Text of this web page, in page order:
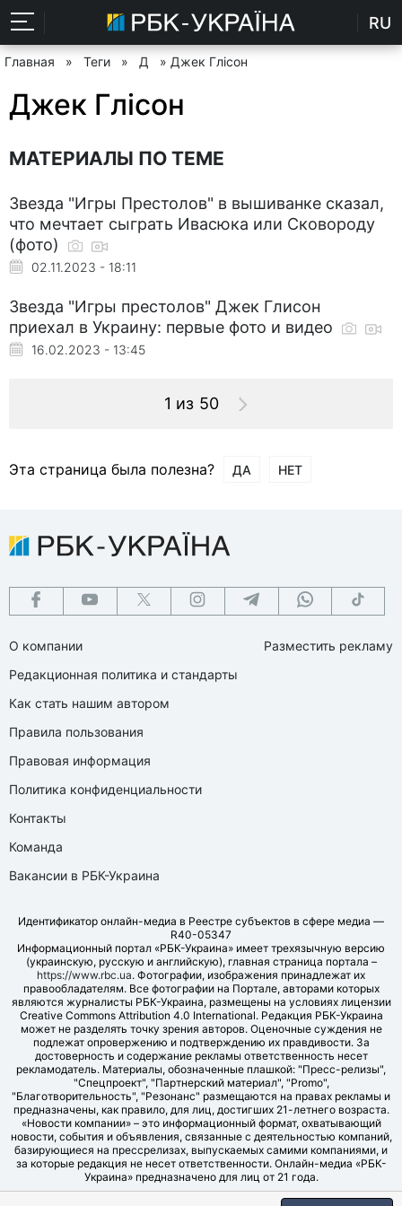
RU
Главная » Теги » Д » Джек Глісон
Джек Глісон
МАТЕРИАЛЫ ПО ТЕМЕ
Звезда "Игры Престолов" в вышиванке сказал,
что мечтает сыграть Ивасюка или Сковороду
(фото)
02.11.2023 - 18:11
Звезда "Игры престолов" Джек Глисон
приехал в Украину: первые фото и видео
16.02.2023 - 13:45
1 из 50
Эта страница была полезна? ДА НЕТ
О компании
Редакционная политика и стандарты
Как стать нашим автором
Правила пользования
Правовая информация
Политика конфиденциальности
Контакты
Команда
Вакансии в РБК-Украина
Разместить рекламу
Идентификатор онлайн-медиа в Реестре субъектов в сфере медиа —
R40-05347
Информационный портал «РБК-Украина» имеет трехязычную версию
(украинскую, русскую и английскую), главная страница портала –
https://www.rbc.ua. Фотографии, изображения принадлежат их
правообладателям. Все фотографии на Портале, авторами которых
являются журналисты РБК-Украина, размещены на условиях лицензии
Creative Commons Attribution 4.0 International. Редакция РБК-Украина
может не разделять точку зрения авторов. Оценочные суждения не
подлежат опровержению и подтверждению их правдивости. За
достоверность и содержание рекламы ответственность несет
рекламодатель. Материалы, обозначенные плашкой: "Пресс-релизы",
"Спецпроект", "Партнерский материал", "Promo",
"Благотворительность", "Резонанс" размещаются на правах рекламы и
предназначены, как правило, для лиц, достигших 21-летнего возраста.
«Новости компании» – это информационный формат, охватывающий
новости, события и объявления, связанные с деятельностью компаний,
базирующиеся на прессрелизах, выпускаемых самими компаниями, и
за которые редакция не несет ответственности. Онлайн-медиа «РБК-
Украина» предназначено для лиц от 21 года.